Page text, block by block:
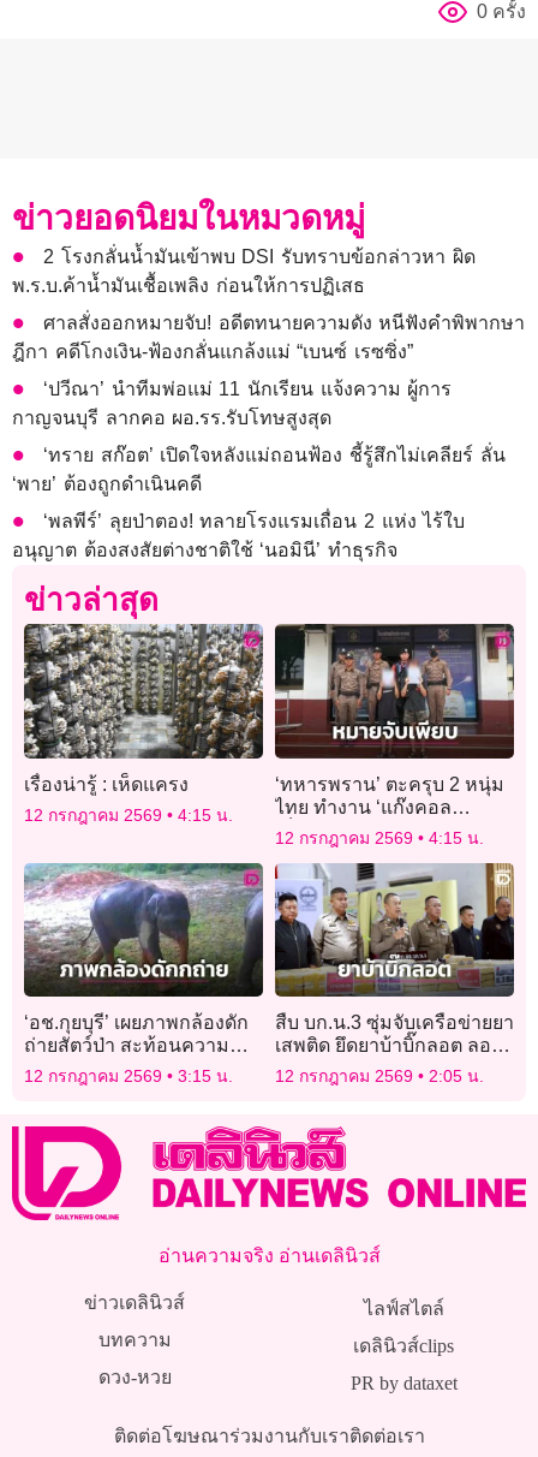
0 ครั้ง
ข่าวยอดนิยมในหมวดหมู่
2 โรงกลั่นน้ำมันเข้าพบ DSI รับทราบข้อกล่าวหา ผิด
พ.ร.บ.ค้าน้ำมันเชื้อเพลิง ก่อนให้การปฏิเสธ
ศาลสั่งออกหมายจับ! อดีตทนายความดัง หนีฟังคำพิพากษา
ฎีกา คดีโกงเงิน-ฟ้องกลั่นแกล้งแม่ “เบนซ์ เรซซิ่ง”
‘ปวีณา’ นำทีมพ่อแม่ 11 นักเรียน แจ้งความ ผู้การ
กาญจนบุรี ลากคอ ผอ.รร.รับโทษสูงสุด
‘ทราย สก๊อต’ เปิดใจหลังแม่ถอนฟ้อง ชี้รู้สึกไม่เคลียร์ ลั่น
‘พาย’ ต้องถูกดำเนินคดี
‘พลพีร์’ ลุยป่าตอง! ทลายโรงแรมเถื่อน 2 แห่ง ไร้ใบ
อนุญาต ต้องสงสัยต่างชาติใช้ ‘นอมินี’ ทำธุรกิจ
ข่าวล่าสุด
เรื่องน่ารู้ : เห็ดแครง
12 กรกฎาคม 2569 4:15 น.
‘ทหารพราน’ ตะครุบ 2 หนุ่ม
ไทย ทำงาน ‘แก๊งคอล
เซ็นเตอร์’ หลอกให้รัก พบ
หมายจับติดตัวเพียบ
12 กรกฎาคม 2569 4:15 น.
‘อช.กุยบุรี’ เผยภาพกล้องดัก
ถ่ายสัตว์ป่า สะท้อนความ
สมบูรณ์ระบบนิเวศ ผืนป่า
มรดกโลก
12 กรกฎาคม 2569 3:15 น.
สืบ บก.น.3 ซุ่มจับเครือข่ายยา
เสพติด ยึดยาบ้าบิ๊กลอต ลอบ
ขนเข้ากรุง
12 กรกฎาคม 2569 2:05 น.
อ่านความจริง อ่านเดลินิวส์
ข่าวเดลินิวส์
บทความ
ดวง-หวย
ไลฟ์สไตล์
เดลินิวส์clips
PR by dataxet
ติดต่อโฆษณาร่วมงานกับเราติดต่อเรา